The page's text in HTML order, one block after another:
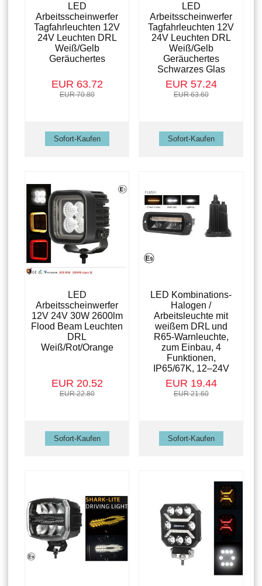
LED
Arbeitsscheinwerfer
Tagfahrleuchten 12V
24V Leuchten DRL
Weiß/Gelb
Geräuchertes
EUR 63.72
EUR 70.80
LED
Arbeitsscheinwerfer
Tagfahrleuchten 12V
24V Leuchten DRL
Weiß/Gelb
Geräuchertes
Schwarzes Glas
EUR 57.24
EUR 63.60
LED
Arbeitsscheinwerfer
12V 24V 30W 2600lm
Flood Beam Leuchten
DRL
Weiß/Rot/Orange
EUR 20.52
EUR 22.80
LED Kombinations-
Halogen /
Arbeitsleuchte mit
weißem DRL und
R65-Warnleuchte,
zum Einbau, 4
Funktionen,
IP65/67K, 12–24V
EUR 19.44
EUR 21.60